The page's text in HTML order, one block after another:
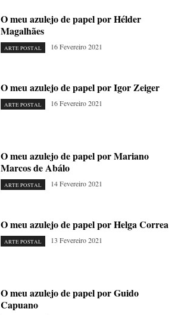
O meu azulejo de papel por Hélder
Magalhães
ARTE POSTAL 16 Fevereiro 2021
O meu azulejo de papel por Igor Zeiger
ARTE POSTAL 16 Fevereiro 2021
O meu azulejo de papel por Mariano
Marcos de Abálo
ARTE POSTAL 14 Fevereiro 2021
O meu azulejo de papel por Helga Correa
ARTE POSTAL 13 Fevereiro 2021
O meu azulejo de papel por Guido
Capuano